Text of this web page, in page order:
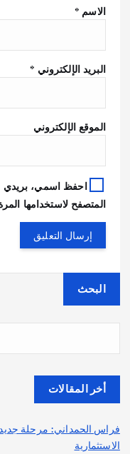
الاسم *
البريد الإلكتروني *
الموقع الإلكتروني
احفظ اسمي، بريدي
المتصفح لاستخدامها
البحث
أخر المقالات
فراس الحمداني: مرحلة
الاستثمارية